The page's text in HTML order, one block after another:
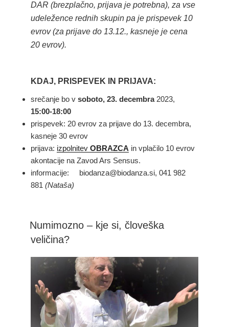
DAR (brezplačno, prijava je potrebna), za vse
udeležence rednih skupin pa je prispevek 10
evrov (za prijave do 13.12., kasneje je cena
20 evrov).
KDAJ, PRISPEVEK IN PRIJAVA:
srečanje bo v soboto, 23. decembra 2023,
15:00-18:00
prispevek: 20 evrov za prijave do 13. decembra,
kasneje 30 evrov
prijava: izpolnitev OBRAZCA in vplačilo 10 evrov
akontacije na Zavod Ars Sensus.
informacije: biodanza@biodanza.si, 041 982
881 (Nataša)
Numimozno – kje si, človeška
veličina?